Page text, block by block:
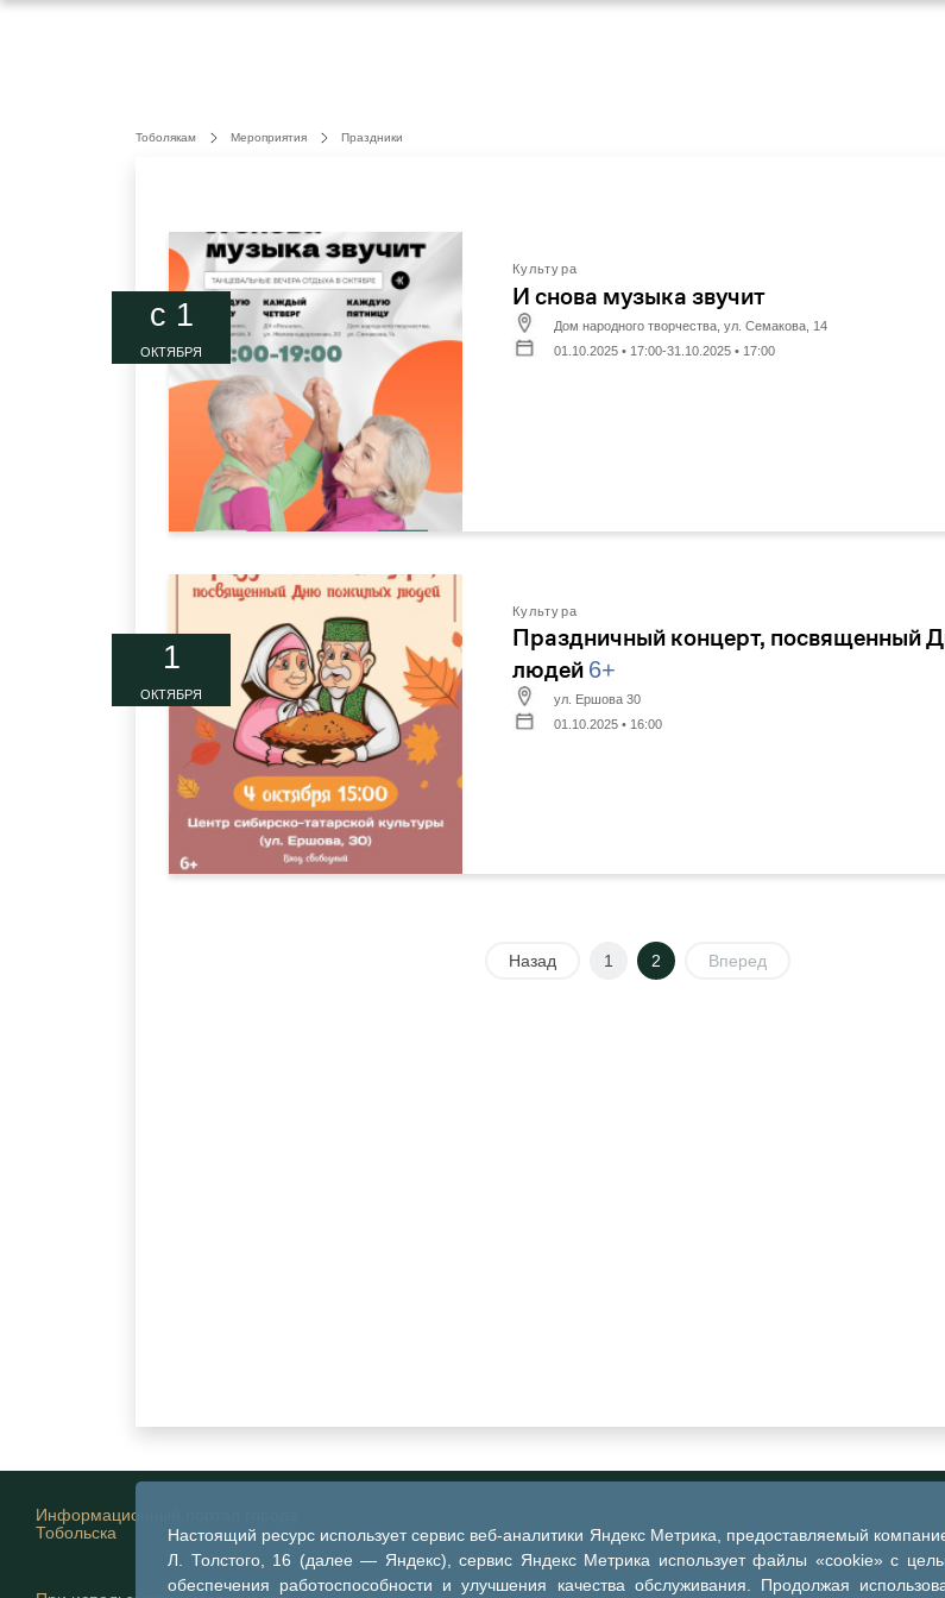
Настоящий ресурс использует сервис веб-аналитики Яндекс Метрика, предоставляемый
Л. Толстого, 16 (далее — Яндекс), сервис Яндекс Метрика использует файлы «cookie» с
обеспечения работоспособности и улучшения качества обслуживания. Продолжая
Тоболякам Мероприятия Праздники
c 1
ОКТЯБРЯ
Культура
И снова музыка звучит
Дом народного творчества, ул. Семакова, 14
01.10.2025 • 17:00-31.10.2025 • 17:00
1
ОКТЯБРЯ
Культура
Праздничный концерт, посвященный
людей 6+
ул. Ершова 30
01.10.2025 • 16:00
Назад 1 2 Вперед
Информационный портал города
Тобольска